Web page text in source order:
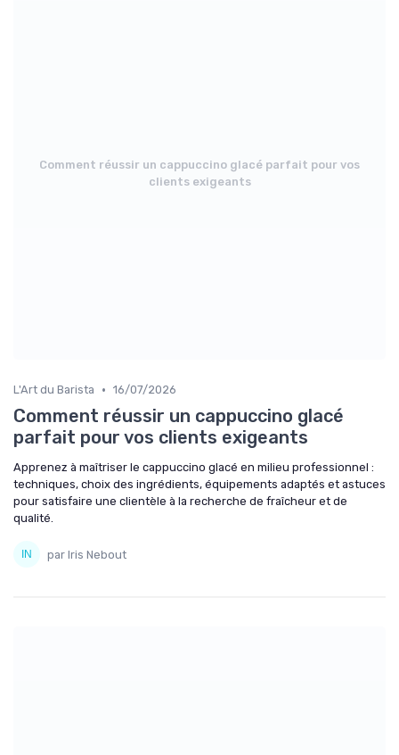
Comment réussir un cappuccino glacé parfait pour vos
clients exigeants
L'Art du Barista • 16/07/2026
Comment réussir un cappuccino glacé
parfait pour vos clients exigeants
Apprenez à maîtriser le cappuccino glacé en milieu professionnel :
techniques, choix des ingrédients, équipements adaptés et astuces
pour satisfaire une clientèle à la recherche de fraîcheur et de
qualité.
par Iris Nebout